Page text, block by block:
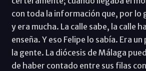
con toda la información que, por lo
y era mucha. La calle sabe, la calle
enseña. Y eso Felipe lo sabía. Era
la gente. La diócesis de Málaga
de haber contado entre sus filas